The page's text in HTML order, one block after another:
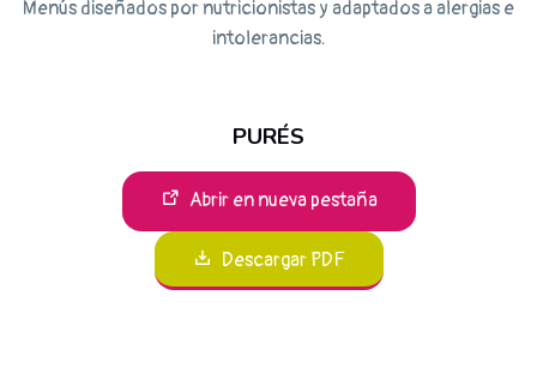
Menús diseñados por nutricionistas y adaptados a alergias e
intolerancias.
PURÉS
Abrir en nueva pestaña
Descargar PDF